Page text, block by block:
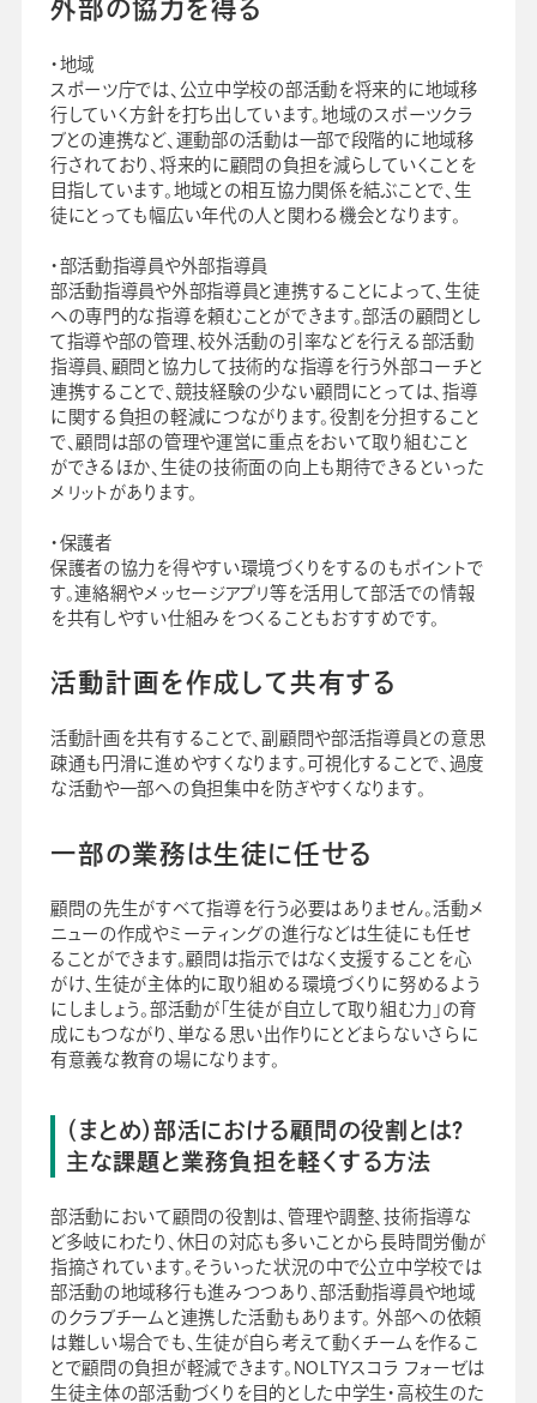
外部の協力を得る
・地域
スポーツ庁では、公立中学校の部活動を将来的に地域移
行していく方針を打ち出しています。地域のスポーツクラ
ブとの連携など、運動部の活動は一部で段階的に地域移
行されており、将来的に顧問の負担を減らしていくことを
目指しています。地域との相互協力関係を結ぶことで、生
徒にとっても幅広い年代の人と関わる機会となります。
・部活動指導員や外部指導員
部活動指導員や外部指導員と連携することによって、生徒
への専門的な指導を頼むことができます。部活の顧問とし
て指導や部の管理、校外活動の引率などを行える部活動
指導員、顧問と協力して技術的な指導を行う外部コーチと
連携することで、競技経験の少ない顧問にとっては、指導
に関する負担の軽減につながります。役割を分担すること
で、顧問は部の管理や運営に重点をおいて取り組むこと
ができるほか、生徒の技術面の向上も期待できるといった
メリットがあります。
・保護者
保護者の協力を得やすい環境づくりをするのもポイントで
す。連絡網やメッセージアプリ等を活用して部活での情報
を共有しやすい仕組みをつくることもおすすめです。
活動計画を作成して共有する
活動計画を共有することで、副顧問や部活指導員との意思
疎通も円滑に進めやすくなります。可視化することで、過度
な活動や一部への負担集中を防ぎやすくなります。
一部の業務は生徒に任せる
顧問の先生がすべて指導を行う必要はありません。活動メ
ニューの作成やミーティングの進行などは生徒にも任せ
ることができます。顧問は指示ではなく支援することを心
がけ、生徒が主体的に取り組める環境づくりに努めるよう
にしましょう。部活動が「生徒が自立して取り組む力」の育
成にもつながり、単なる思い出作りにとどまらないさらに
有意義な教育の場になります。
（まとめ）部活における顧問の役割とは？
主な課題と業務負担を軽くする方法
部活動において顧問の役割は、管理や調整、技術指導な
ど多岐にわたり、休日の対応も多いことから長時間労働が
指摘されています。そういった状況の中で公立中学校では
部活動の地域移行も進みつつあり、部活動指導員や地域
のクラブチームと連携した活動もあります。 外部への依頼
は難しい場合でも、生徒が自ら考えて動くチームを作るこ
とで顧問の負担が軽減できます。NOLTYスコラ フォーゼは
生徒主体の部活動づくりを目的とした中学生・高校生のた